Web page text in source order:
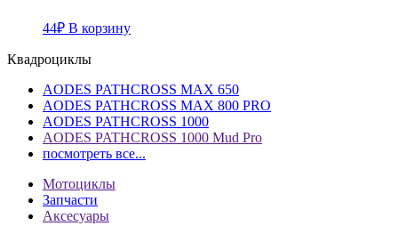
44₽ В корзину
Квадроциклы
AODES PATHCROSS MAX 650
AODES PATHCROSS MAX 800 PRO
AODES PATHCROSS 1000
AODES PATHCROSS 1000 Mud Pro
посмотреть все...
Мотоциклы
Запчасти
Аксесуары